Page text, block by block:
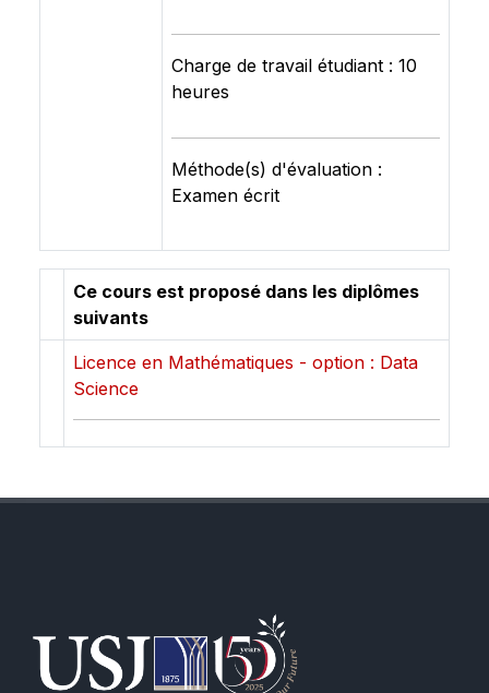
Charge de travail étudiant : 10
heures
Méthode(s) d'évaluation :
Examen écrit
Ce cours est proposé dans les diplômes
suivants
Licence en Mathématiques - option : Data
Science